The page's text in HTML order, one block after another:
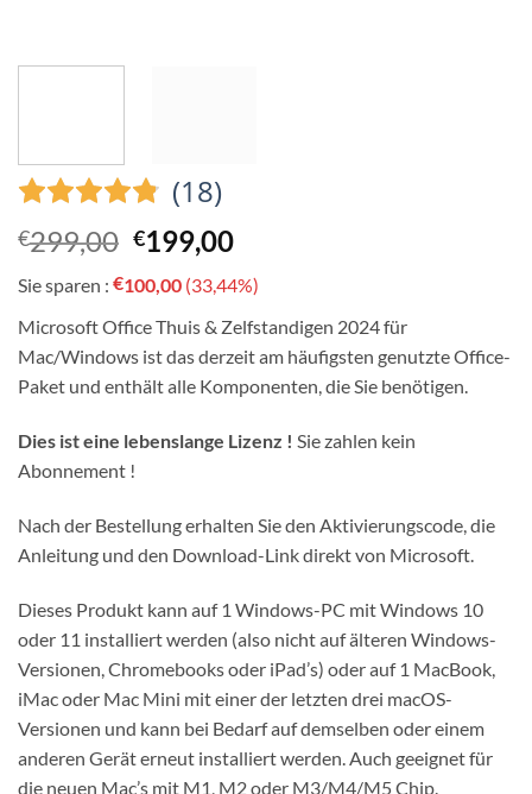
(18)
€299,00 Ursprünglicher
Preis
war:
€299,00.
€199,00Aktueller
Preis
ist:
€199,00.
Sie sparen : €100,00 (33,44%)
Microsoft Office Thuis & Zelfstandigen 2024 für
Mac/Windows ist das derzeit am häufigsten genutzte Office-
Paket und enthält alle Komponenten, die Sie benötigen.
Dies ist eine lebenslange Lizenz ! Sie zahlen kein
Abonnement !
Nach der Bestellung erhalten Sie den Aktivierungscode, die
Anleitung und den Download-Link direkt von Microsoft.
Dieses Produkt kann auf 1 Windows-PC mit Windows 10
oder 11 installiert werden (also nicht auf älteren Windows-
Versionen, Chromebooks oder iPad’s) oder auf 1 MacBook,
iMac oder Mac Mini mit einer der letzten drei macOS-
Versionen und kann bei Bedarf auf demselben oder einem
anderen Gerät erneut installiert werden. Auch geeignet für
die neuen Mac’s mit M1, M2 oder M3/M4/M5 Chip.